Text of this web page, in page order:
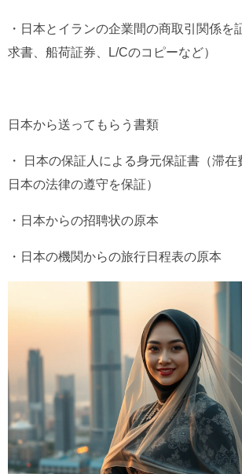
・日本とイランの企業間の商取引関係を
求書、船荷証券、L/Cのコピーなど）
日本から送ってもらう書類
・ 日本の保証人による身元保証書（滞在
日本の法律の遵守を保証）
・日本からの招聘状の原本
・日本の機関からの旅行日程表の原本